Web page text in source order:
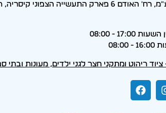
גנית פארק בע"מ, רח' האודם 6 פארק התעשייה הצפוני
17:00 - 08:00
08:00
ציוד ריהוט ומתקני חצר לגני ילדים, מעונות ובתי